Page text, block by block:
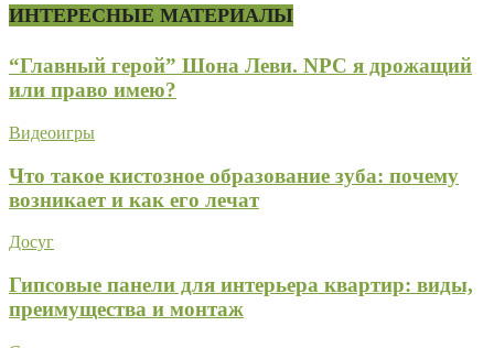
ИНТЕРЕСНЫЕ МАТЕРИАЛЫ
“Главный герой” Шона Леви. NPC я дрожащий
или право имею?
Видеоигры
Что такое кистозное образование зуба: почему
возникает и как его лечат
Досуг
Гипсовые панели для интерьера квартир: виды,
преимущества и монтаж